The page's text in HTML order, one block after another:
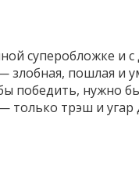
суперобложке
пошлая и
победить, нужно
трэш и